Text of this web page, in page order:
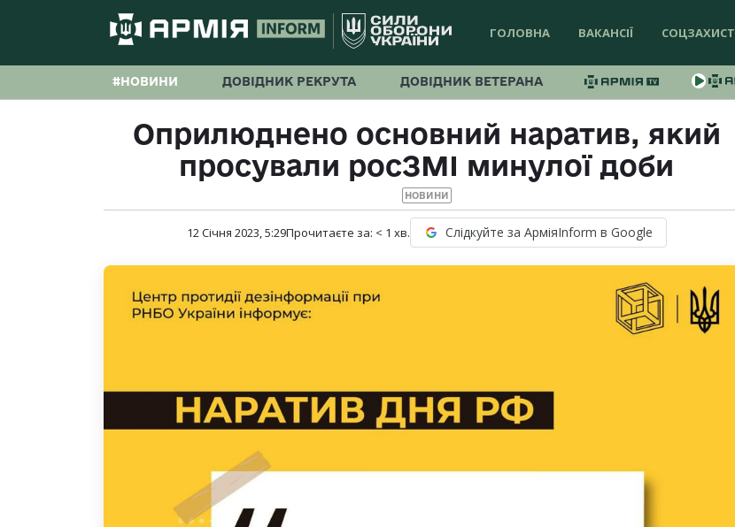
ГОЛОВНА ВАКАНСІЇ СОЦЗАХИСТ
#НОВИНИ ДОВІДНИК РЕКРУТА ДОВІДНИК ВЕТЕРАНА
Оприлюднено основний наратив, який
просували росЗМІ минулої доби
НОВИНИ
12 Січня 2023, 5:29Прочитаєте за: < 1 хв. Слідкуйте за АрміяInform в Google